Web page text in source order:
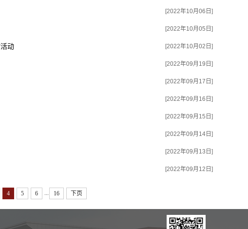
[2022年10月06日]
[2022年10月05日]
动 [2022年10月02日]
[2022年09月19日]
[2022年09月17日]
[2022年09月16日]
[2022年09月15日]
[2022年09月14日]
[2022年09月13日]
[2022年09月12日]
4 5 6 16 下页